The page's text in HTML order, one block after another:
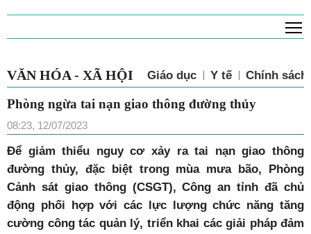
VĂN HÓA - XÃ HỘI Giáo dục Y tế Chính sách
Phòng ngừa tai nạn giao thông đường thủy
08:23, 12/07/2023
Để giảm thiểu nguy cơ xảy ra tai nạn giao thông
đường thủy, đặc biệt trong mùa mưa bão, Phòng
Cảnh sát giao thông (CSGT), Công an tỉnh đã chủ
động phối hợp với các lực lượng chức năng tăng
cường công tác quản lý, triển khai các giải pháp đảm